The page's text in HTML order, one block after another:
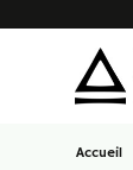
Accueil